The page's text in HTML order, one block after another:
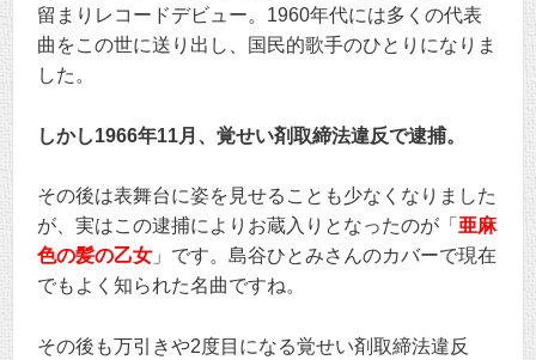
留まりレコードデビュー。1960年代には多くの代表
曲をこの世に送り出し、国民的歌手のひとりになりま
した。
しかし1966年11月、覚せい剤取締法違反で逮捕。
その後は表舞台に姿を見せることも少なくなりました
が、実はこの逮捕によりお蔵入りとなったのが「 亜麻
色の髪の乙女 」です。島谷ひとみさんのカバーで現在
でもよく知られた名曲ですね。
その後も万引きや2度目になる覚せい剤取締法違反